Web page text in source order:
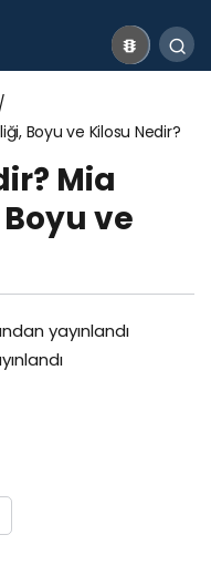
Boyu ve Kilosu Nedir?
Mia
ve
yayınlandı
Palvin Gençliği,